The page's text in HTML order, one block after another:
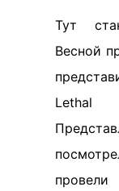
Тут
Весной
Lethal